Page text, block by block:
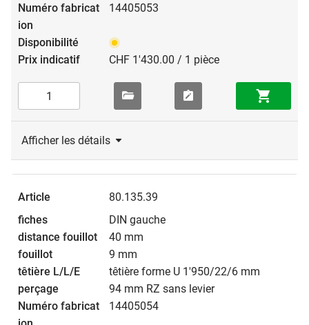
14405053
CHF 1'430.00 / 1 pièce
Afficher les détails
80.135.39
DIN gauche
40 mm
9 mm
têtière forme U 1'950/22/6 mm
94 mm RZ sans levier
14405054